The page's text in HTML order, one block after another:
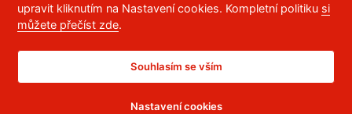
Správce webu ,RSS
ID datové schránky:
Prohlášení o přístupnosti
upravit kliknutím na Nastavení cookies. Kompletní politiku si
můžete přečíst zde.
Souhlasím se vším
Nastavení cookies